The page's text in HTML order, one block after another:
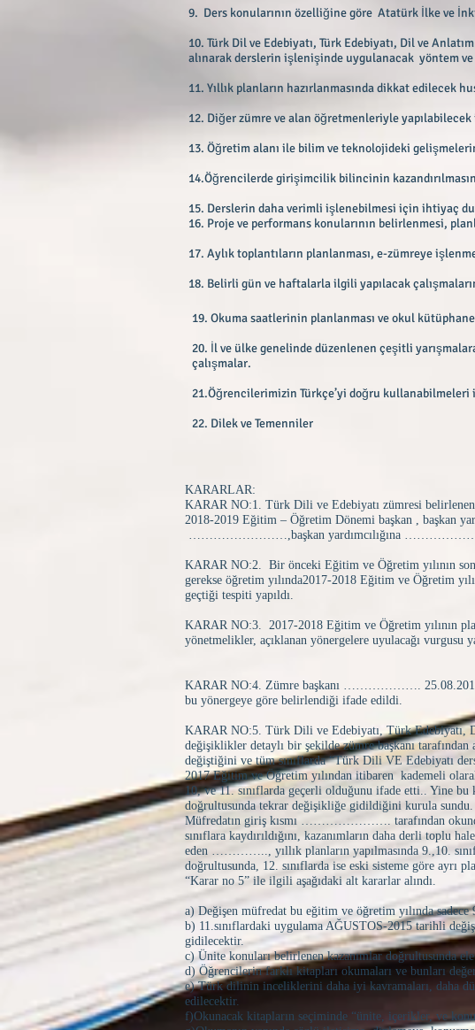
9. Ders konularının özelliğine göre Atatürk İlke ve
10. Türk Dil ve Edebiyatı, Türk Edebiyatı, Dil ve
alınarak derslerin işlenişinde uygulanacak yöntem
11. Yıllık planların hazırlanmasında dikkat edilecek
12. Diğer zümre ve alan öğretmenleriyle
13. Öğretim alanı ile bilim ve teknolojideki
14.Öğrencilerde girişimcilik bilincinin
15. Derslerin daha verimli işlenebilmesi için ihtiyaç
16. Proje ve performans konularının belirlenmesi,
17. Aylık toplantıların planlanması, e-zümreye
18. Belirli gün ve haftalarla ilgili yapılacak
19. Okuma saatlerinin planlanması ve okul
20. İl ve ülke genelinde düzenlenen çeşitli
çalışmalar.
21.Öğrencilerimizin Türkçe’yi doğru kullanabilmeleri
22. Dilek ve Temenniler
KARARLAR:
KARAR NO:1. Türk Dili ve Edebiyatı zümresi
2018-2019 Eğitim – Öğretim Dönemi başkan , başkan
……………………,başkan yardımcılığına
KARAR NO:2. Bir önceki Eğitim ve Öğretim yılının
gerekse öğretim yılında2017-2018 Eğitim ve Öğretim
geçtiği tespiti yapıldı.
KARAR NO:3. 2017-2018 Eğitim ve Öğretim yılının
yönetmelikler, açıklanan yönergelere uyulacağı vurgusu
KARAR NO:4. Zümre başkanı ………………. 25.08.2017
bu yönergeye göre belirlendiği ifade edildi.
KARAR NO:5. Türk Dili ve Edebiyatı, Türk Edebiyatı,
değişiklikler detaylı bir şekilde zümre başkanı
değiştiğini ve tüm sınıflarda “Türk Dili VE Edebiyatı
2017 Eğitim ve Öğretim yılından itibaren kademeli
10, ve 11. sınıflarda geçerli olduğunu ifade etti.. Yine
doğrultusunda tekrar değişikliğe gidildiğini kurula
Müfredatın giriş kısmı …………………. tarafından
sınıflara kaydırıldığını, kazanımların daha derli toplu
eden ………….., yıllık planların yapılmasında 9.,10.
doğrultusunda, 12. sınıflarda ise eski sisteme göre ayrı
“Karar no 5” ile ilgili aşağıdaki alt kararlar alındı.
a) Değişen müfredat bu eğitim ve öğretim yılında sadece
b) 11.sınıflardaki uygulama AĞUSTOS-2015 tarihli
gidilecektir.
c) Ünite konuları belirlenen kazanımlar doğrultusunda ele
d) Öğrencilerin farklı kitapları okumaları ve bunları
e) Türk dilinin inceliklerini daha iyi kavramaları, daha
edilecektir.
f)Okunacak kitapların seçiminde “ünite, içerikler, ve